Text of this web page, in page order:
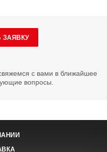
ЗАЯВКУ
с вами в ближайшее
вопросы.